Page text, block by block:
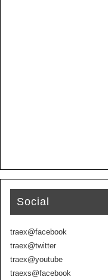
Social
traex@facebook
traex@twitter
traex@youtube
traexs@facebook